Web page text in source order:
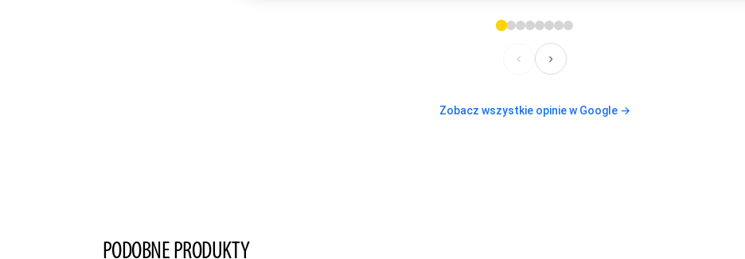
‹ ›
Zobacz wszystkie opinie w Google →
PODOBNE PRODUKTY